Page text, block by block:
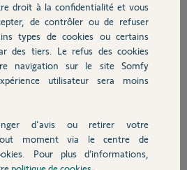
au fil de discussion
sur les autres menus dans l'application,
droit à la confidentialité et vous
de contrôler ou de refuser
types de cookies ou certains
des tiers. Le refus des cookies
navigation sur le site Somfy
utilisateur sera moins
d'avis ou retirer votre
moment via le centre de
Pour plus d’informations,